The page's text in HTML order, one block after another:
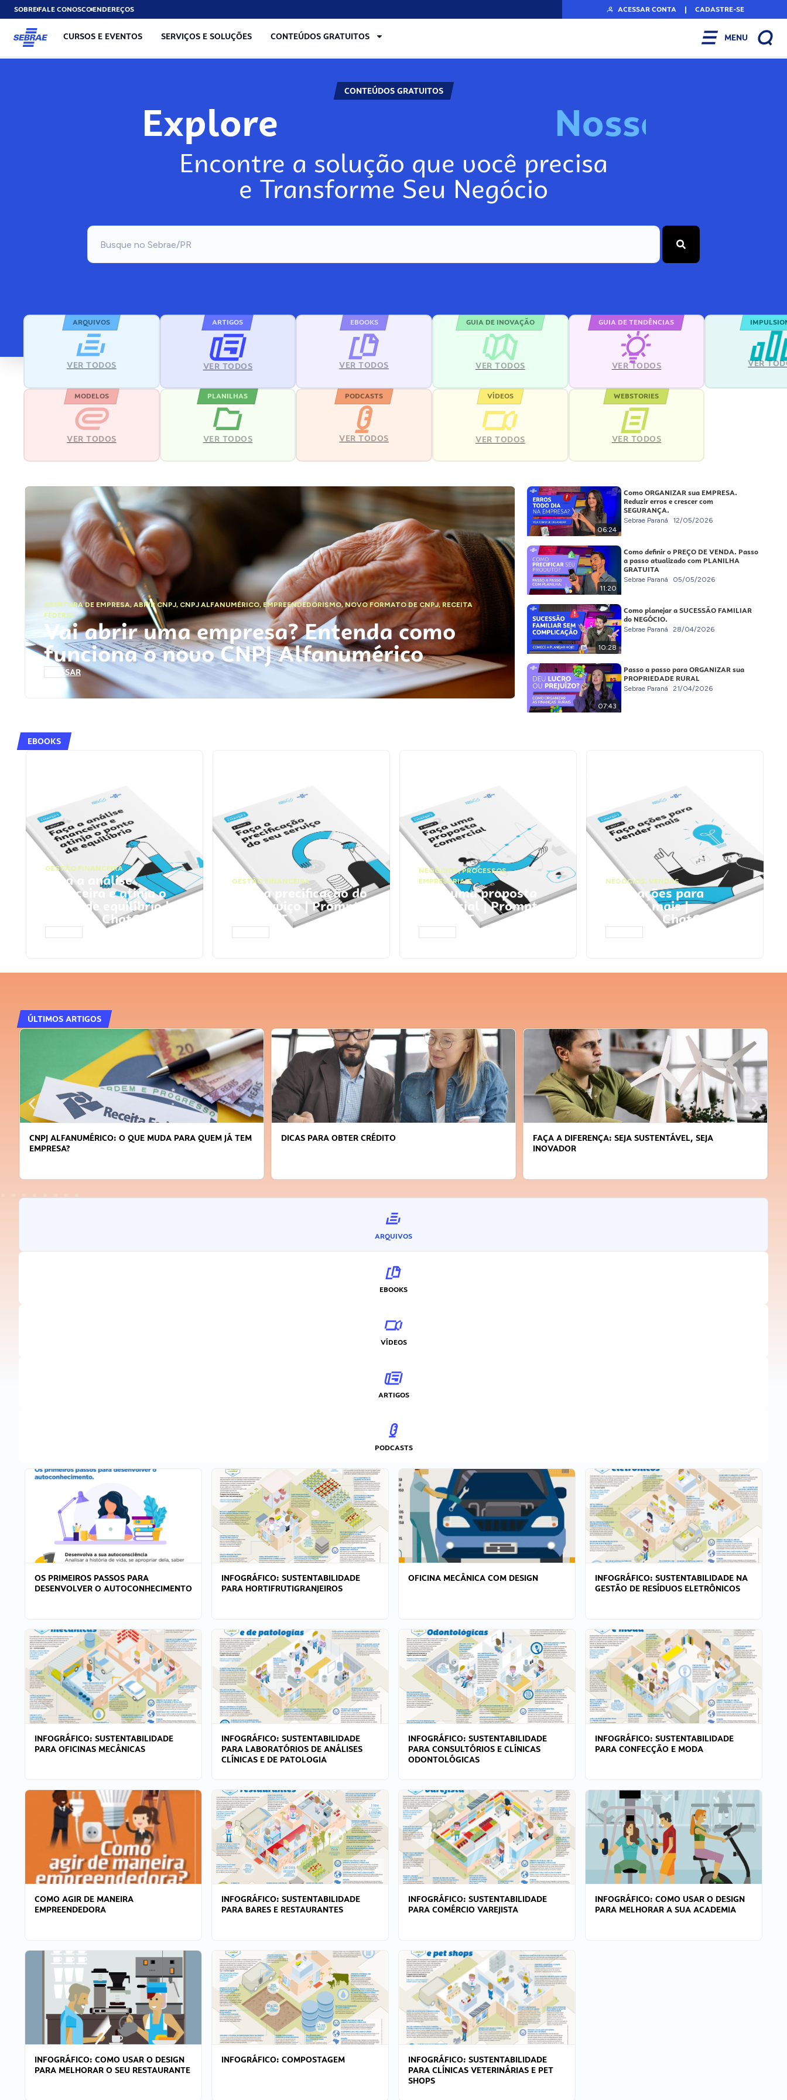
SOBREFALE CONOSCOENDEREÇOS ACESSAR CONTA | CADASTRE-SE
CURSOS E EVENTOS SERVIÇOS E SOLUÇÕES CONTEÚDOS GRATUITOS MENU
CONTEÚDOS GRATUITOS
Explore Nosso
Encontre a solução que você precisa
e Transforme Seu Negócio
ARQUIVOS
VER TODOS
ARTIGOS
VER TODOS
EBOOKS
VER TODOS
GUIA DE INOVAÇÃO
VER TODOS
GUIA DE TENDÊNCIAS
VER TODOS VER
MODELOS
VER TODOS
PLANILHAS
VER TODOS
PODCASTS
VER TODOS
VÍDEOS
VER TODOS
WEBSTORIES
VER TODOS
ABERTURA DE EMPRESA,ABRIR CNPJ, CNPJ ALFANUMÉRICO, EMPREENDEDORISMO,NOVO FORMATO DE CNPJ,RECEITA
FEDERAL
Vai abrir uma empresa? Entenda como
funciona o novo CNPJ Alfanumérico
ACESSAR
06:24
Como ORGANIZAR sua EMPRESA.
Reduzir erros e crescer com
SEGURANÇA.
Sebrae Paraná 12/05/2026
11:20
Como definir o PREÇO DE VENDA. Passo
a passo atualizado com PLANILHA
GRATUITA
Sebrae Paraná 05/05/2026
10:28
Como planejar a SUCESSÃO FAMILIAR
do NEGÓCIO.
Sebrae Paraná 28/04/2026
07:43
Passo a passo para ORGANIZAR sua
PROPRIEDADE RURAL
Sebrae Paraná 21/04/2026
EBOOKS
GESTÃO FINANCEIRA
Faça a análise
financeira e atinja o
ponto de equilíbrio |
Prompts ChatGPT
GESTÃO FINANCEIRA
Faça a precificação do
seu serviço | Prompts
ChatGPT
NEGÓCIOS,PROCESSOS
EMPRESARIAIS
Faça uma proposta
comercial | Prompts
ChatGPT
NEGÓCIOS, VENDAS
Faça ações para
vender mais |
Prompts ChatGPT
ÚLTIMOS ARTIGOS
CNPJ ALFANUMÉRICO: O QUE MUDA PARA QUEM JÁ TEM
EMPRESA?
DICAS PARA OBTER CRÉDITO
FAÇA A DIFERENÇA: SEJA SUSTENTÁVEL, SEJA
INOVADOR
ARQUIVOS
EBOOKS
VÍDEOS
ARTIGOS
PODCASTS
OS PRIMEIROS PASSOS PARA
DESENVOLVER O AUTOCONHECIMENTO
INFOGRÁFICO: SUSTENTABILIDADE
PARA HORTIFRUTIGRANJEIROS
OFICINA MECÂNICA COM DESIGN
INFOGRÁFICO: SUSTENTABILIDADE NA
GESTÃO DE RESÍDUOS ELETRÔNICOS
INFOGRÁFICO: SUSTENTABILIDADE
PARA OFICINAS MECÂNICAS
INFOGRÁFICO: SUSTENTABILIDADE
PARA LABORATÓRIOS DE ANÁLISES
CLÍNICAS E DE PATOLOGIA
INFOGRÁFICO: SUSTENTABILIDADE
PARA CONSULTÓRIOS E CLÍNICAS
ODONTOLÓGICAS
INFOGRÁFICO: SUSTENTABILIDADE
PARA CONFECÇÃO E MODA
COMO AGIR DE MANEIRA
EMPREENDEDORA
INFOGRÁFICO: SUSTENTABILIDADE
PARA BARES E RESTAURANTES
INFOGRÁFICO: SUSTENTABILIDADE
PARA COMÉRCIO VAREJISTA
INFOGRÁFICO: COMO USAR O DESIGN
PARA MELHORAR A SUA ACADEMIA
INFOGRÁFICO: COMO USAR O DESIGN
PARA MELHORAR O SEU RESTAURANTE
INFOGRÁFICO: COMPOSTAGEM
INFOGRÁFICO: SUSTENTABILIDADE
PARA CLÍNICAS VETERINÁRIAS E PET
SHOPS